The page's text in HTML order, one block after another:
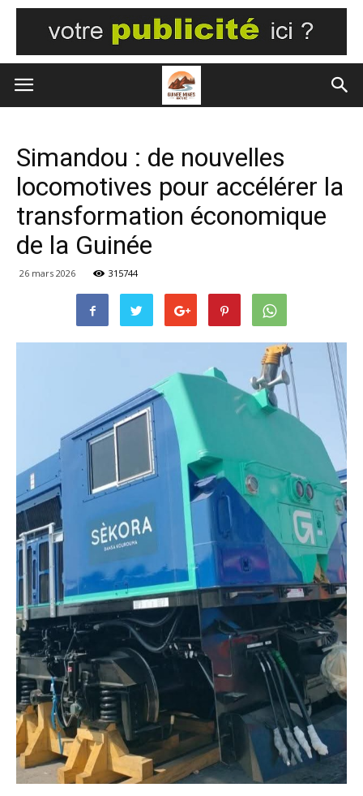
Simandou : de nouvelles
locomotives pour accélérer la
transformation économique
de la Guinée
26 mars 2026 315744